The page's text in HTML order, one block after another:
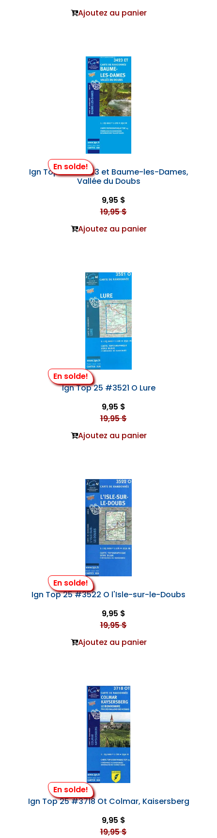
Ajoutez au panier
En solde!
Ign Top 25 #3423 et Baume-les-Dames,
Vallée du Doubs
9,95 $
19,95 $
Ajoutez au panier
En solde!
Ign Top 25 #3521 O Lure
9,95 $
19,95 $
Ajoutez au panier
En solde!
Ign Top 25 #3522 O l'Isle-sur-le-Doubs
9,95 $
19,95 $
Ajoutez au panier
En solde!
Ign Top 25 #3718 Ot Colmar, Kaisersberg
9,95 $
19,95 $